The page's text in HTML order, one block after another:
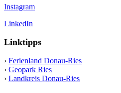
Instagram
LinkedIn
Linktipps
› Ferienland Donau-Ries
› Geopark Ries
› Landkreis Donau-Ries